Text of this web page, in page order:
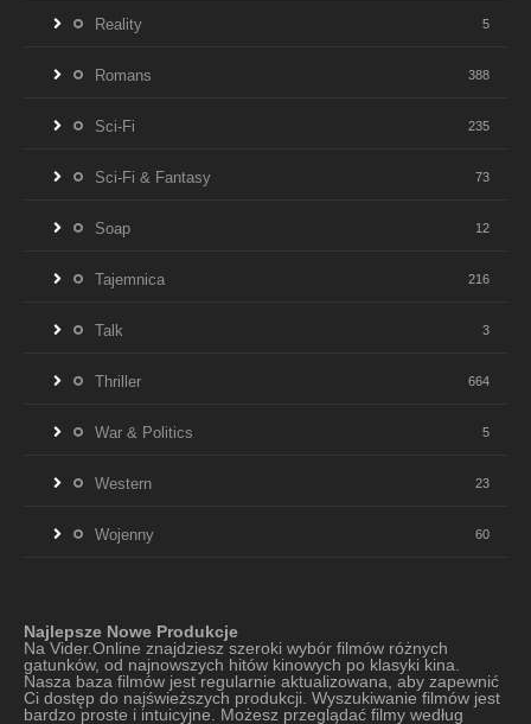
Reality 5
Romans 388
Sci-Fi 235
Sci-Fi & Fantasy 73
Soap 12
Tajemnica 216
Talk 3
Thriller 664
War & Politics 5
Western 23
Wojenny 60
Najlepsze Nowe Produkcje
Na Vider.Online znajdziesz szeroki wybór filmów różnych
gatunków, od najnowszych hitów kinowych po klasyki kina.
Nasza baza filmów jest regularnie aktualizowana, aby zapewnić
Ci dostęp do najświeższych produkcji. Wyszukiwanie filmów jest
bardzo proste i intuicyjne. Możesz przeglądać filmy według